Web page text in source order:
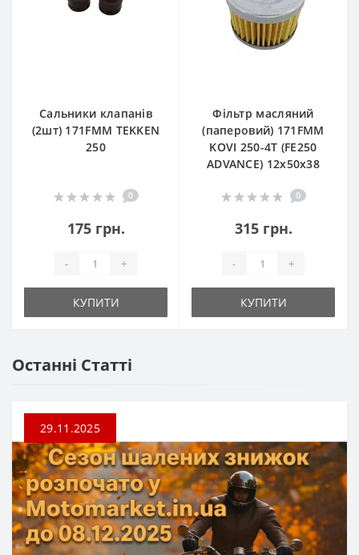
Сальники клапанів
(2шт) 171FMM TEKKEN
250
0
175 грн.
- +
КУПИТИ
Фільтр масляний
(паперовий) 171FMM
KOVI 250-4T (FE250
ADVANCE) 12х50х38
0
315 грн.
- +
КУПИТИ
Останні Статті
29.11.2025